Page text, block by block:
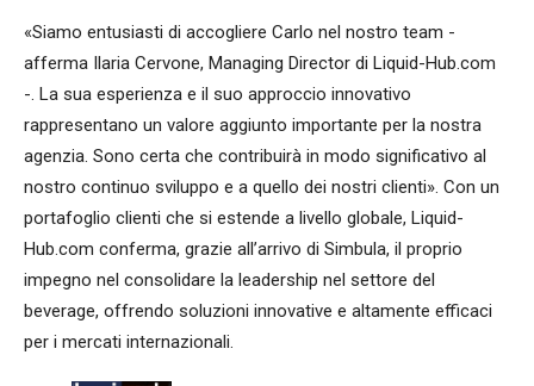
«Siamo entusiasti di accogliere Carlo nel nostro team -
afferma Ilaria Cervone, Managing Director di Liquid-Hub.com
-. La sua esperienza e il suo approccio innovativo
rappresentano un valore aggiunto importante per la nostra
agenzia. Sono certa che contribuirà in modo significativo al
nostro continuo sviluppo e a quello dei nostri clienti». Con un
portafoglio clienti che si estende a livello globale, Liquid-
Hub.com conferma, grazie all’arrivo di Simbula, il proprio
impegno nel consolidare la leadership nel settore del
beverage, offrendo soluzioni innovative e altamente efficaci
per i mercati internazionali.